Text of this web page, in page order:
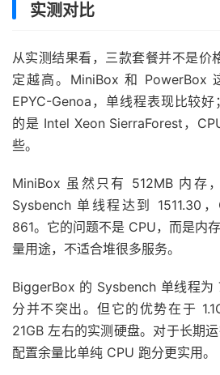
实测对比
从实测结果看，三款套餐并不是价
定越高。MiniBox 和 PowerBox
EPYC-Genoa，单线程表现比较
的是 Intel Xeon SierraForest，
些。
MiniBox 虽然只有 512MB 内存
Sysbench 单线程达到 1511.30
861。它的问题不是 CPU，而是内
量用途，不适合堆很多服务。
BiggerBox 的 Sysbench 单线程
分并不突出。但它的优势在于
21GB 左右的实测硬盘。对于长期
配置余量比单纯 CPU 跑分更实用。